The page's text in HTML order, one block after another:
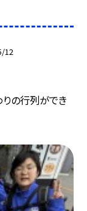
12
りの行列ができ